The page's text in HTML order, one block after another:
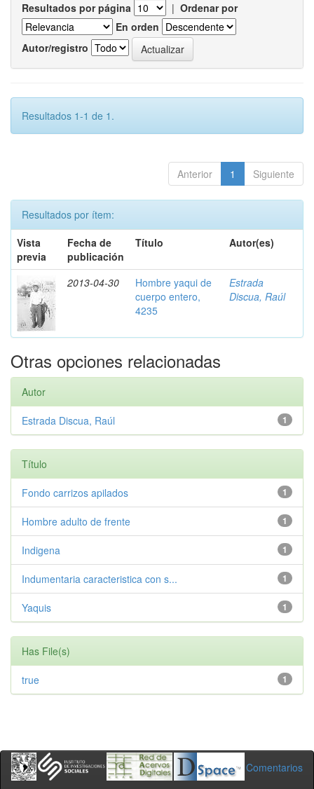
Resultados por página | Ordenar por
En orden
Autor/registro
Resultados 1-1 de 1.
Anterior 1 Siguiente
Resultados por ítem:
Vista
previa
Fecha de
publicación
Título Autor(es)
2013-04-30
Hombre yaqui de
cuerpo entero,
4235
Estrada
Discua, Raúl
Otras opciones relacionadas
Autor
1
Estrada Discua, Raúl
Título
1
Fondo carrizos apilados
1
Hombre adulto de frente
1
Indigena
1
Indumentaria caracteristica con s...
1
Yaquis
Has File(s)
1
true
Comentarios